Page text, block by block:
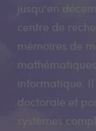
jusqu'en
centre de
mémoires de
informatique. Il
doctorale et
systèmes